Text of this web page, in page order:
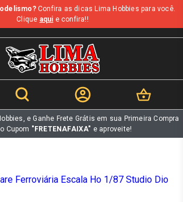
Confira as dicas Lima Hobbies para você.
Clique aqui e confira!!
e Ganhe Frete Grátis em sua Primeira Compra
Cupom "FRETENAFAIXA" e aproveite!